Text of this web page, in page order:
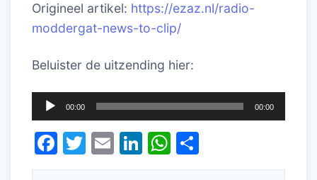
Origineel artikel: https://ezaz.nl/radio-
moddergat-news-to-clip/
Beluister de uitzending hier:
Audiospeler
00:00 00:00
F
a
T
w
E
m
Li
n
W
h el